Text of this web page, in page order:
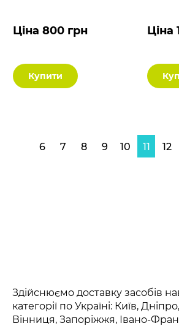
Ціна 800 грн
Купити
Ціна
6 7 8 9 10 11 12
Здійснюємо доставку засобів
категорії по Україні: Київ,
Вінниця, Запоріжжя, Івано-